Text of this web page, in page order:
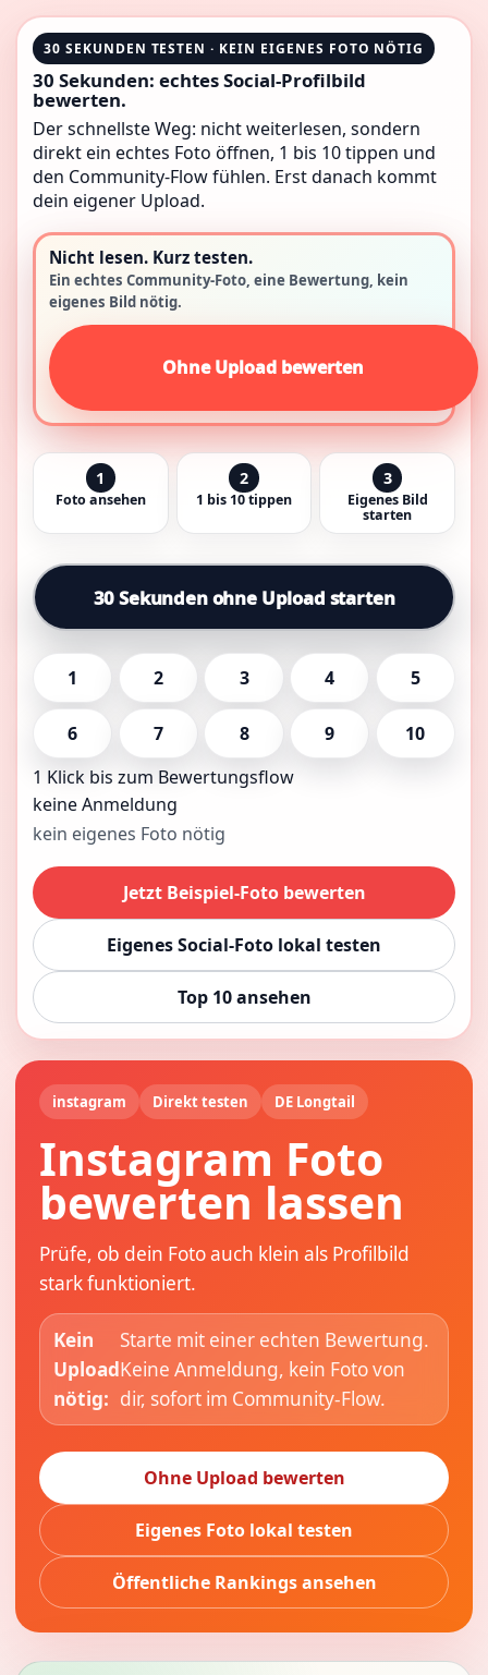
30 SEKUNDEN TESTEN · KEIN EIGENES FOTO NÖTIG
30 Sekunden: echtes Social-Profilbild
bewerten.
Der schnellste Weg: nicht weiterlesen, sondern
direkt ein echtes Foto öffnen, 1 bis 10 tippen und
den Community-Flow fühlen. Erst danach kommt
dein eigener Upload.
Nicht lesen. Kurz testen.
Ein echtes Community-Foto, eine Bewertung, kein
eigenes Bild nötig.
Ohne Upload bewerten
1
Foto ansehen
2
1 bis 10 tippen
3
Eigenes Bild
starten
30 Sekunden ohne Upload starten
1 2 3 4 5
6 7 8 9
10
1 Klick bis zum Bewertungsflow
keine Anmeldung
kein eigenes Foto nötig
Jetzt Beispiel-Foto bewerten
Eigenes Social-Foto lokal testen
Top 10 ansehen
instagram Direkt testen DE Longtail
Instagram Foto
bewerten lassen
Prüfe, ob dein Foto auch klein als Profilbild
stark funktioniert.
Kein
Upload
nötig:
Starte mit einer echten Bewertung.
Keine Anmeldung, kein Foto von
dir, sofort im Community-Flow.
Ohne Upload bewerten
Eigenes Foto lokal testen
Öffentliche Rankings ansehen